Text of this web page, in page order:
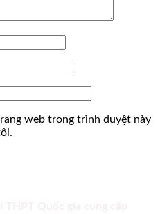
web trong trình duyệt này